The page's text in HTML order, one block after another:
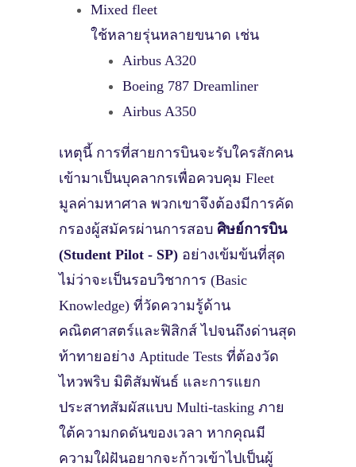
Mixed fleet
ใช้หลายรุ่นหลายขนาด เช่น
Airbus A320
Boeing 787 Dreamliner
Airbus A350
เหตุนี้ การที่สายการบินจะรับใครสักคน
เข้ามาเป็นบุคลากรเพื่อควบคุม Fleet
มูลค่ามหาศาล พวกเขาจึงต้องมีการคัด
กรองผู้สมัครผ่านการสอบ ศิษย์การบิน
(Student Pilot - SP) อย่างเข้มข้นที่สุด
ไม่ว่าจะเป็นรอบวิชาการ (Basic
Knowledge) ที่วัดความรู้ด้าน
คณิตศาสตร์และฟิสิกส์ ไปจนถึงด่านสุด
ท้าทายอย่าง Aptitude Tests ที่ต้องวัด
ไหวพริบ มิติสัมพันธ์ และการแยก
ประสาทสัมผัสแบบ Multi-tasking ภาย
ใต้ความกดดันของเวลา หากคุณมี
ความใฝ่ฝันอยากจะก้าวเข้าไปเป็นผู้